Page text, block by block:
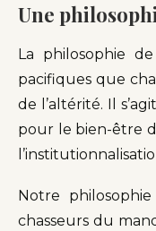
Une
La philosophie
pacifiques que
de l’altérité. Il
pour le bien-être
Notre
chasseurs du